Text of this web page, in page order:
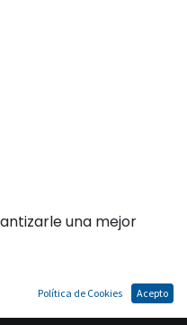
una mejor
Política de Cookies Acepto